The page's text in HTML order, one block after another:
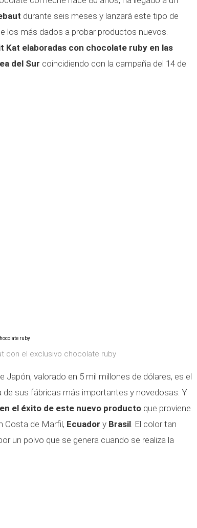
durante seis meses y lanzará este tipo de
los más dados a probar productos nuevos.
Kat elaboradas con chocolate ruby en las
del Sur coincidiendo con la campaña del 14 de
con el exclusivo chocolate ruby
valorado en 5 mil millones de dólares, es el
de sus fábricas más importantes y novedosas. Y
el éxito de este nuevo producto que proviene
Costa de Marfil, Ecuador y Brasil. El color tan
un polvo que se genera cuando se realiza la